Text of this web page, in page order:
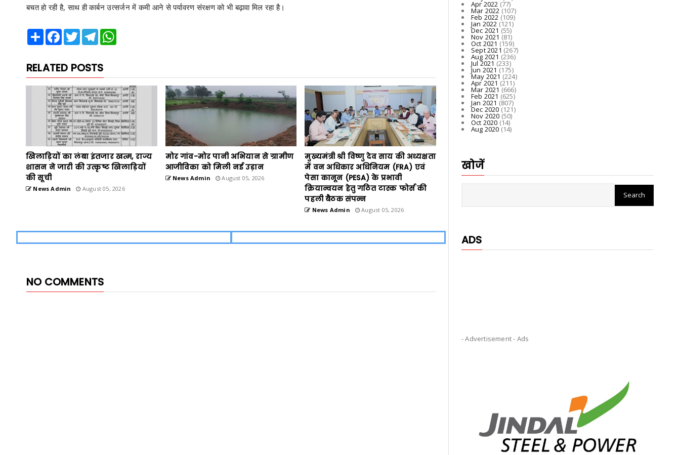
बचत हो रही है, साथ ही कार्बन उत्सर्जन में कमी आने से पर्यावरण संरक्षण को भी बढ़ावा मिल रहा है।
Share Facebook
TwitterTelegram
RELATED POSTS
खिलाड़ियों का लंबा इंतजार खत्म, राज्य
शासन ने जारी की उत्कृष्ट खिलाड़ियों
की सूची
News Admin August 05, 2026
मोर गांव-मोर पानी अभियान से ग्रामीण
आजीविका को मिली नई उड़ान
News Admin August 05, 2026
मुख्यमंत्री श्री विष्णु देव साय की अध्यक्षता
में वन अधिकार अधिनियम (FRA) एवं
पेसा कानून (PESA) के प्रभावी
क्रियान्वयन हेतु गठित टास्क फोर्स की
पहली बैठक संपन्न
News Admin August 05, 2026
NO COMMENTS
Apr 2022 (77)
Mar 2022(107)
Feb 2022 (109)
Jan 2022 (121)
Dec 2021 (55)
Nov 2021 (81)
Oct 2021 (159)
Sept 2021 (267)
Aug 2021 (236)
Jul 2021 (233)
Jun 2021(175)
May 2021(224)
Apr 2021 (211)
Mar 2021 (666)
Feb 2021 (625)
Jan 2021 (807)
Dec 2020(121)
Nov 2020 (50)
Oct 2020 (14)
Aug 2020(14)
खोजें
ADS
- Advertisement - Ads